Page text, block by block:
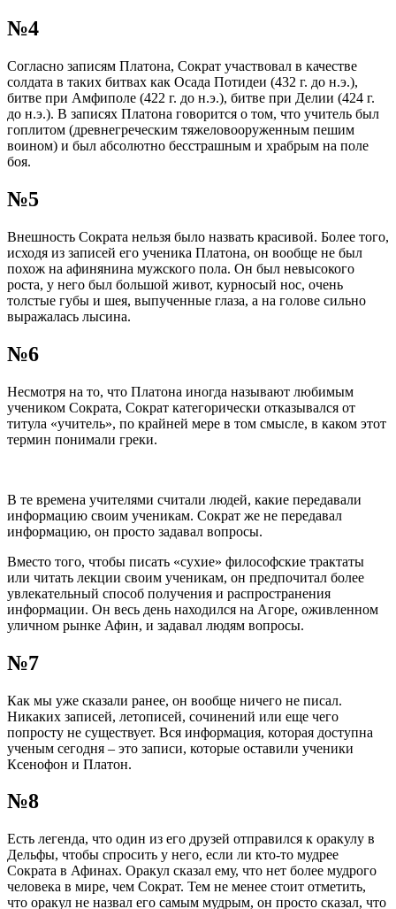
№4
Согласно записям Платона, Сократ участвовал в качестве
солдата в таких битвах как Осада Потидеи (432 г. до н.э.),
битве при Амфиполе (422 г. до н.э.), битве при Делии (424 г.
до н.э.). В записях Платона говорится о том, что учитель был
гоплитом (древнегреческим тяжеловооруженным пешим
воином) и был абсолютно бесстрашным и храбрым на поле
боя.
№5
Внешность Сократа нельзя было назвать красивой. Более того,
исходя из записей его ученика Платона, он вообще не был
похож на афинянина мужского пола. Он был невысокого
роста, у него был большой живот, курносый нос, очень
толстые губы и шея, выпученные глаза, а на голове сильно
выражалась лысина.
№6
Несмотря на то, что Платона иногда называют любимым
учеником Сократа, Сократ категорически отказывался от
титула «учитель», по крайней мере в том смысле, в каком этот
термин понимали греки.
В те времена учителями считали людей, какие передавали
информацию своим ученикам. Сократ же не передавал
информацию, он просто задавал вопросы.
Вместо того, чтобы писать «сухие» философские трактаты
или читать лекции своим ученикам, он предпочитал более
увлекательный способ получения и распространения
информации. Он весь день находился на Агоре, оживленном
уличном рынке Афин, и задавал людям вопросы.
№7
Как мы уже сказали ранее, он вообще ничего не писал.
Никаких записей, летописей, сочинений или еще чего
попросту не существует. Вся информация, которая доступна
ученым сегодня – это записи, которые оставили ученики
Ксенофон и Платон.
№8
Есть легенда, что один из его друзей отправился к оракулу в
Дельфы, чтобы спросить у него, если ли кто-то мудрее
Сократа в Афинах. Оракул сказал ему, что нет более мудрого
человека в мире, чем Сократ. Тем не менее стоит отметить,
что оракул не назвал его самым мудрым, он просто сказал, что